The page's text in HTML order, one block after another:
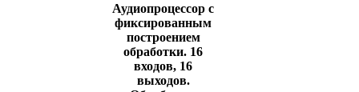
Аудиопроцессор с
фиксированным
построением
обработки. 16
входов, 16
выходов.